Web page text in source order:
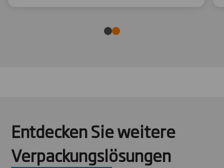
Entdecken Sie weitere
Verpackungslösungen